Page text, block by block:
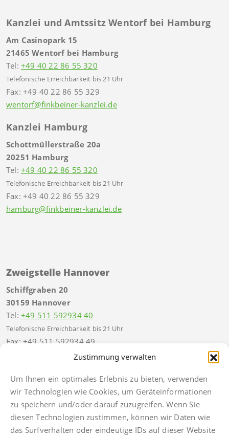
Zustimmung verwalten
Um Ihnen ein optimales Erlebnis zu bieten, verwenden
wir Technologien wie Cookies, um Geräteinformationen
zu speichern und/oder darauf zuzugreifen. Wenn Sie
diesen Technologien zustimmen, können wir Daten wie
das Surfverhalten oder eindeutige IDs auf dieser Website
Kanzlei und Amtssitz Wentorf bei Hamburg
Am Casinopark 15
21465 Wentorf bei Hamburg
Tel: +49 40 22 86 55 320
Telefonische Erreichbarkeit bis 21 Uhr
Fax: +49 40 22 86 55 329
wentorf@finkbeiner-kanzlei.de
Kanzlei Hamburg
Schottmüllerstraße 20a
20251 Hamburg
Tel: +49 40 22 86 55 320
Telefonische Erreichbarkeit bis 21 Uhr
Fax: +49 40 22 86 55 329
hamburg@finkbeiner-kanzlei.de
Zweigstelle Hannover
Schiffgraben 20
30159 Hannover
Tel: +49 511 592934 40
Telefonische Erreichbarkeit bis 21 Uhr
Fax: +49 511 592934 49
hannover@finkbeiner-kanzlei.de
Impressum
Datenschutz